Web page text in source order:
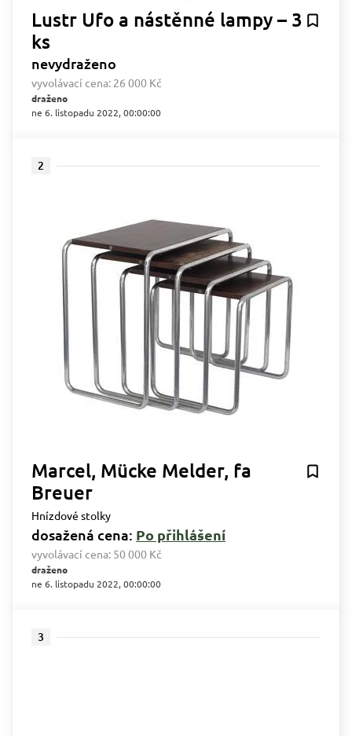
Lustr Ufo a nástěnné lampy – 3
ks
nevydraženo
vyvolávací cena: 26 000 Kč
draženo
ne 6. listopadu 2022, 00:00:00
2
Marcel, Mücke Melder, fa
Breuer
Hnízdové stolky
dosažená cena: Po přihlášení
vyvolávací cena: 50 000 Kč
draženo
ne 6. listopadu 2022, 00:00:00
3